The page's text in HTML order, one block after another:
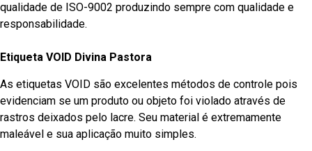
qualidade de ISO-9002 produzindo sempre com qualidade e
responsabilidade.
Etiqueta VOID Divina Pastora
As etiquetas VOID são excelentes métodos de controle pois
evidenciam se um produto ou objeto foi violado através de
rastros deixados pelo lacre. Seu material é extremamente
maleável e sua aplicação muito simples.